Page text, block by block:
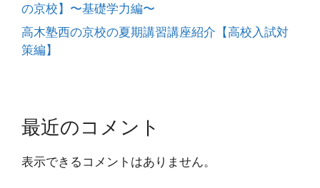
の京校】〜基礎学力編〜
高木塾西の京校の夏期講習講座紹介【高校入試対
策編】
最近のコメント
表示できるコメントはありません。